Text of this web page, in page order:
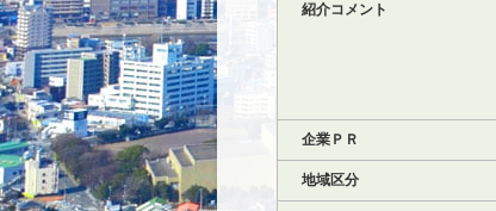
紹介コメント
企業ＰＲ
地域区分